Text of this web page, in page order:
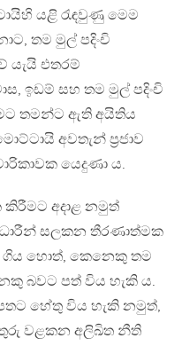
යළි රැඳවුණු මෙම
තම මුල් පදිංචි
යැයි එතරම්
ඉඩම් සහ තම මුල් පදිංචි
තමන්ට ඇති අයිතිය
අවතැන් ප‍්‍රජාව
යෙදුණා ය.
කිරීමට අදාළ නමුත්
සලකන තීරණාත්මක
ගිය හොත්, කෙනෙකු තම
බවට පත් විය හැකි ය.
හේතු විය හැකි නමුත්,
වළකන අලිඛිත නීති